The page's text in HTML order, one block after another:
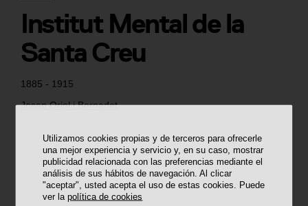
Utilizamos cookies propias y de terceros para ofrecerle
una mejor experiencia y servicio y, en su caso, mostrar
publicidad relacionada con las preferencias mediante el
análisis de sus hábitos de navegación. Al clicar
"aceptar", usted acepta el uso de estas cookies. Puede
ver lapolítica de cookies
1885 - 1915
Josep Oriol i Bernadet
Institut Mental de la
Santa Creu